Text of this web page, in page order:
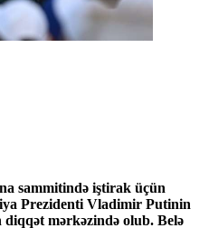
sammitində iştirak üçün
Prezidenti Vladimir Putinin
diqqət mərkəzində olub. Belə